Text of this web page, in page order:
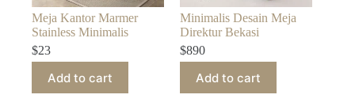
Meja Kantor Marmer
Stainless Minimalis
$23
Add to cart
Minimalis Desain Meja
Direktur Bekasi
$890
Add to cart